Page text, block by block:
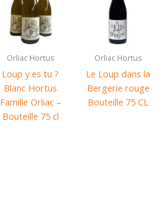
Orliac Hortus
Loup y es tu ?
Blanc Hortus
Famille Orliac –
Bouteille 75 cl
Orliac Hortus
Le Loup dans la
Bergerie rouge
Bouteille 75 CL